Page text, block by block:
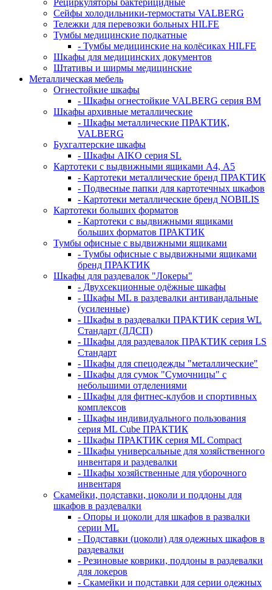
Рециркуляторы бактерицидные
Сейфы холодильники-термостаты VALBERG
Тележки для перевозки больных HILFE
Тумбы медицинские подкатные
- Тумбы медицинские на колёсиках HILFE
Шкафы для медицинских документов
Штативы и ширмы медицинские
Металлическая мебель
Огнестойкие шкафы
- Шкафы огнестойкие VALBERG серия BM
Шкафы архивные металлические
- Шкафы металлические ПРАКТИК,
VALBERG
Бухгалтерские шкафы
- Шкафы AIKO серия SL
Картотеки с выдвижными ящиками А4, А5
- Картотеки металлические бренд ПРАКТИК
- Подвесные папки для картотечных шкафов
- Картотеки металлические бренд NOBILIS
Картотеки больших форматов
- Картотеки с выдвижными ящиками
больших форматов ПРАКТИК
Тумбы офисные с выдвижными ящиками
- Тумбы офисные с выдвижными ящиками
бренд ПРАКТИК
Шкафы для раздевалок "Локеры"
- Двухсекционные одёжные шкафы
- Шкафы ML в раздевалки антивандальные
(усиленные)
- Шкафы в раздевалки ПРАКТИК серия WL
Стандарт (ЛДСП)
- Шкафы для раздевалок ПРАКТИК серия LS
Стандарт
- Шкафы для спецодежды "металлические"
- Шкафы для сумок "Сумочницы" с
небольшими отделениями
- Шкафы для фитнес-клубов и спортивных
комплексов
- Шкафы индивидуального пользования
серия ML Cube ПРАКТИК
- Шкафы ПРАКТИК серия ML Compact
- Шкафы универсальные для хозяйственного
инвентаря и раздевалки
- Шкафы хозяйственные для уборочного
инвентаря
Скамейки, подставки, цоколи и поддоны для
шкафов в раздевалки
- Опоры и цоколи для шкафов в развалки
серии ML
- Подставки (цоколи) для одежных шкафов в
раздевалки
- Резиновые коврики, поддоны в раздевалки
для локеров
- Скамейки и подставки для серии одежных